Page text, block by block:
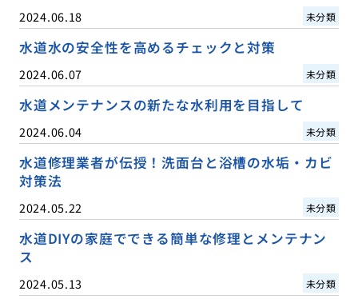
2024.06.18 未分類
水道水の安全性を高めるチェックと対策
2024.06.07 未分類
水道メンテナンスの新たな水利用を目指して
2024.06.04 未分類
水道修理業者が伝授！洗面台と浴槽の水垢・カビ
対策法
2024.05.22 未分類
水道DIYの家庭でできる簡単な修理とメンテナン
ス
2024.05.13 未分類